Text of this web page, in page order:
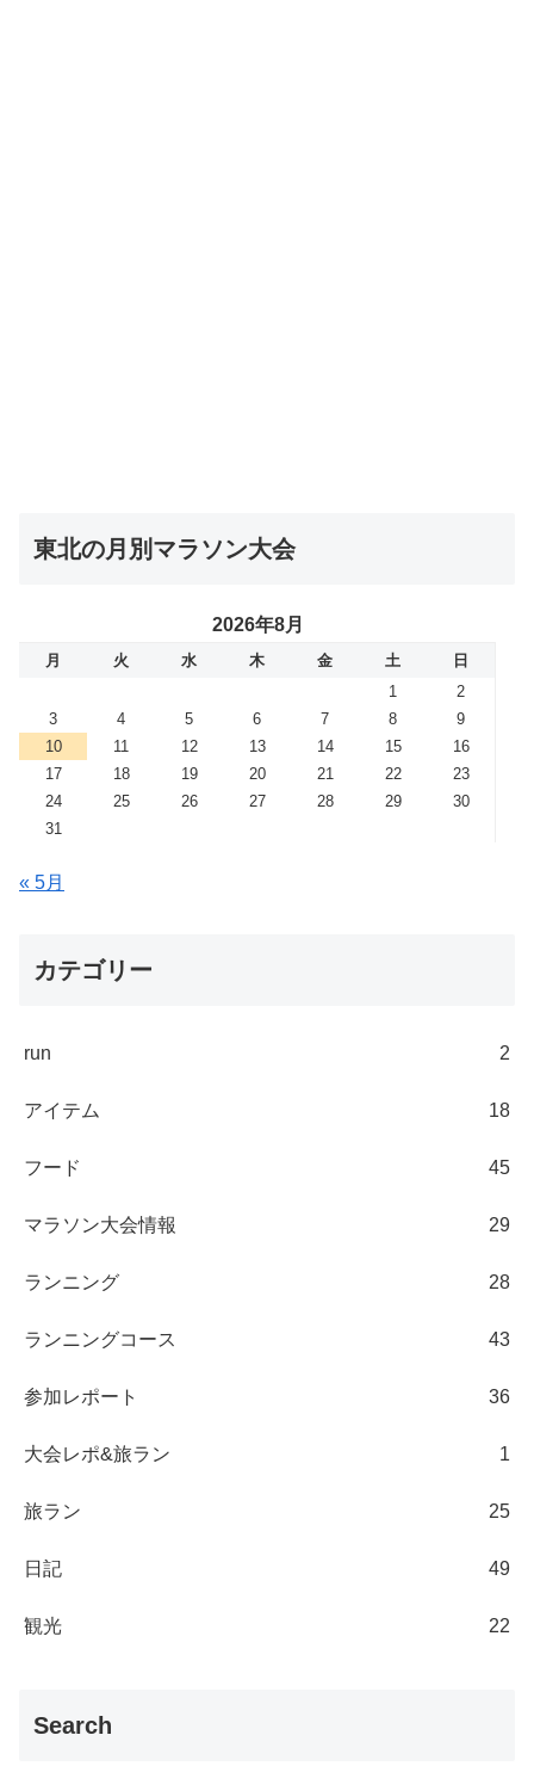
東北の月別マラソン大会
2026年8月
月 火 水 木 金 土
日
1
2
3
4 5 6 7 8
9
10
11 12 13 14 15
16
17
18 19 20 21 22
23
24
25 26 27 28 29
30
31
« 5月
カテゴリー
run 2
アイテム 18
フード 45
マラソン大会情報 29
ランニング 28
ランニングコース 43
参加レポート 36
大会レポ&旅ラン 1
旅ラン 25
日記 49
観光 22
Search